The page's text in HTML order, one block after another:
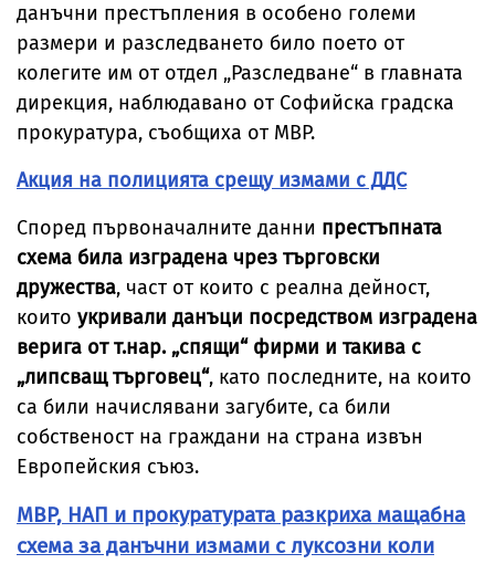
данъчни престъпления в особено големи
размери и разследването било поето от
колегите им от отдел „Разследване“ в главната
дирекция, наблюдавано от Софийска градска
прокуратура, съобщиха от МВР.
Акция на полицията срещу измами с ДДС
Според първоначалните данни престъпната
схема била изградена чрез търговски
дружества, част от които с реална дейност,
които укривали данъци посредством изградена
верига от т.нар. „спящи“ фирми и такива с
„липсващ търговец“, като последните, на които
са били начислявани загубите, са били
собственост на граждани на страна извън
Европейския съюз.
МВР, НАП и прокуратурата разкриха мащабна
схема за данъчни измами с луксозни коли